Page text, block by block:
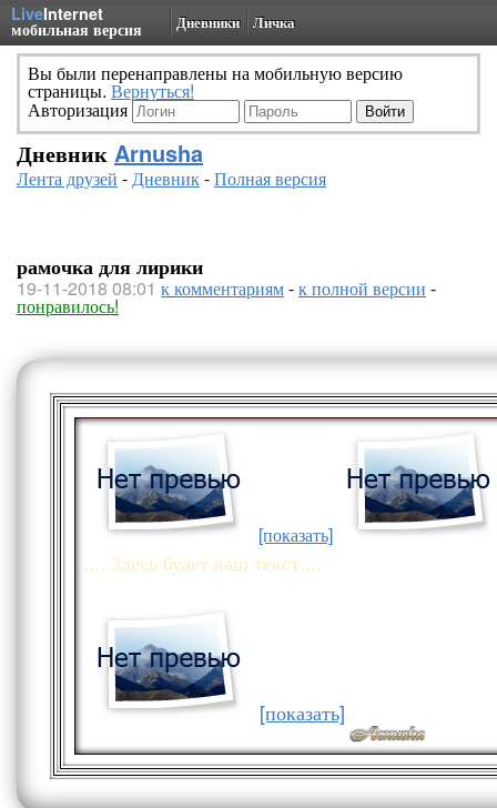
LiveInternet
мобильная версия Дневники Личка
Вы были перенаправлены на мобильную версию
страницы. Вернуться!
Авторизация
Дневник Arnusha
Лента друзей -Дневник-Полная версия
рамочка для лирики
19-11-2018 08:01 к комментариям-к полной версии -
понравилось!
[показать]
.....Здесь будет ваш текст....
[показать]